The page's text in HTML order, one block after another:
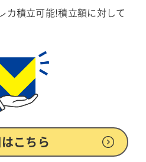
カ積立可能!積立額に対して
こちら